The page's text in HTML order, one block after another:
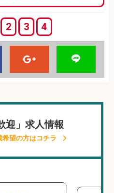
2 3 4
迎」求人情報
望の方はコチラ